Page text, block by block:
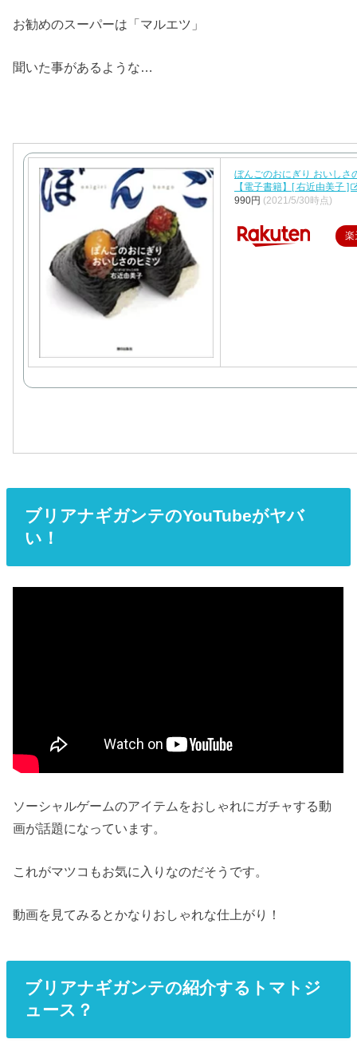
お勧めのスーパーは「マルエツ」
聞いた事があるような…
ぼんごのおにぎり おいしさ
【電子書籍】[ 右近由美子 ]
990円 (2021/5/30時点)
楽
ブリアナギガンテのYouTubeがヤバ
い！
ソーシャルゲームのアイテムをおしゃれにガチャする動
画が話題になっています。
これがマツコもお気に入りなのだそうです。
動画を見てみるとかなりおしゃれな仕上がり！
ブリアナギガンテの紹介するトマトジ
ュース？